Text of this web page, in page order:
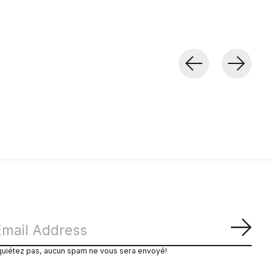
pas, aucun spam ne vous sera envoyé!